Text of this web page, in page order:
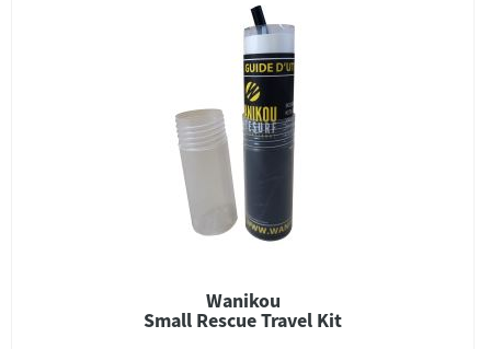
Wanikou
Small Rescue Travel Kit